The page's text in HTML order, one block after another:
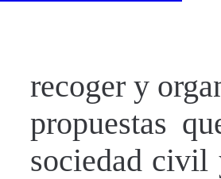
recoger y
propuestas
sociedad civil